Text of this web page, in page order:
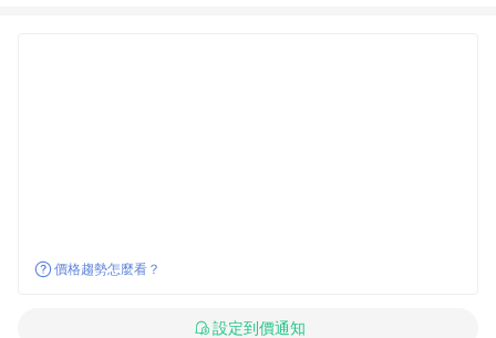
價格趨勢怎麼看？
設定到價通知